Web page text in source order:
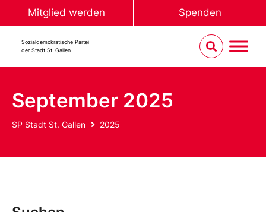
Mitglied werden Spenden
Sozialdemokratische Partei
der Stadt St. Gallen
September 2025
SP Stadt St. Gallen 2025